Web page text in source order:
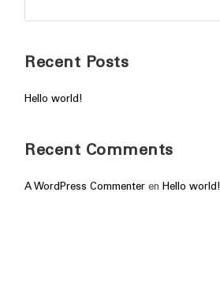
Recent Posts
Hello world!
Recent Comments
A WordPress Commenter enHello world!